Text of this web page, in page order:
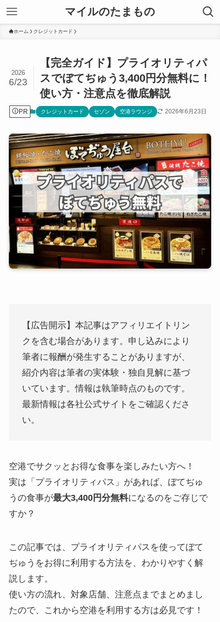
マイルのたまもの
ホーム クレジットカード
【完全ガイド】プライオリティパ
スでぼてぢゅう3,400円分無料に！
使い方・注意点を徹底解説
2026
6/23
PR クレジットカード セゾン 空港ラウンジ 2026年6月23日
【広告開示】本記事はアフィリエイトリン
クを含む場合があります。申し込みにより
筆者に報酬が発生することがありますが、
紹介内容は筆者の実体験・独自見解に基づ
いています。情報は執筆時点のものです。
最新情報は各社公式サイトをご確認くださ
い。
空港でサクッとお得な食事を楽しみたい方へ！
実は「プライオリティパス」があれば、ぼてぢゅ
うの食事が最大3,400円分無料になるのをご存じで
すか？
この記事では、プライオリティパスを使ってぼて
ぢゅうをお得に利用する方法を、わかりやすく解
説します。
使い方の流れ、対象店舗、注意点までまとめまし
たので、これから空港を利用する方は必見です！